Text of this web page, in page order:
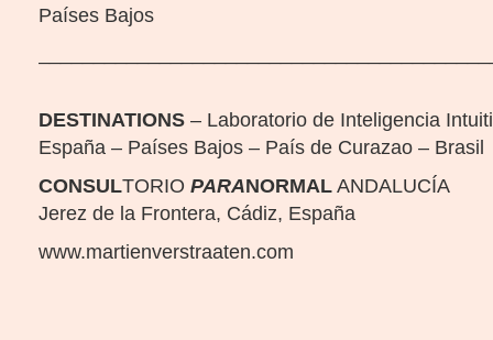
Países Bajos
DESTINATIONS – Laboratorio de Inteligencia
España – Países Bajos – País de Curazao – Brasil
CONSULTORIO PARANORMAL ANDALUCÍA
Jerez de la Frontera, Cádiz, España
www.martienverstraaten.com